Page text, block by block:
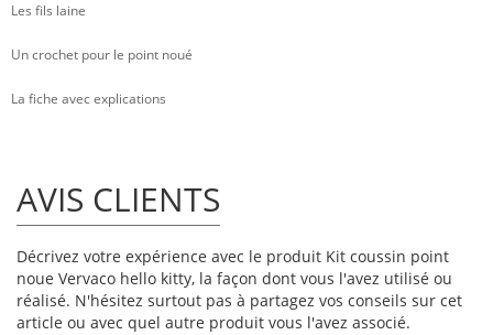
Les fils laine
Un crochet pour le point noué
La fiche avec explications
AVIS CLIENTS
Décrivez votre expérience avec le produit Kit coussin point
noue Vervaco hello kitty, la façon dont vous l'avez utilisé ou
réalisé. N'hésitez surtout pas à partagez vos conseils sur cet
article ou avec quel autre produit vous l'avez associé.